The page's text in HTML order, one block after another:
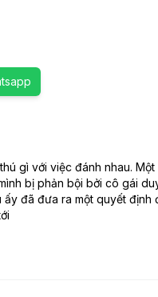
gì với việc đánh nhau.
bị phản bội bởi cô gái
đã đưa ra một quyết